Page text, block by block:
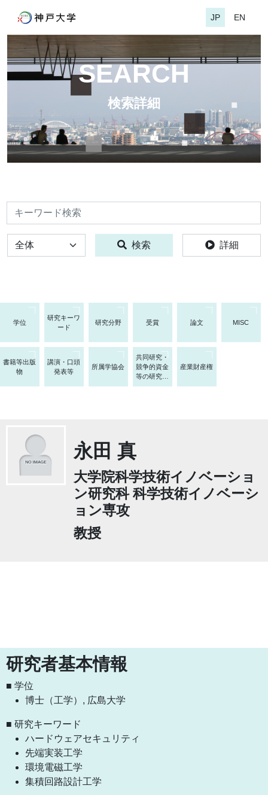
JP EN
SEARCH
検索詳細
検索
全体 検索 詳細
学位
研究キーワ
ード
研究分野 受賞 論文 MISC
書籍等出版
物
講演・口頭
発表等
所属学協会
共同研究・
競争的資金
等の研究課
題
産業財産権
永田 真
大学院科学技術イノベーショ
ン研究科 科学技術イノベーシ
ョン専攻
教授
研究者基本情報
■ 学位
博士（工学）, 広島大学
■ 研究キーワード
ハードウェアセキュリティ
先端実装工学
環境電磁工学
集積回路設計工学